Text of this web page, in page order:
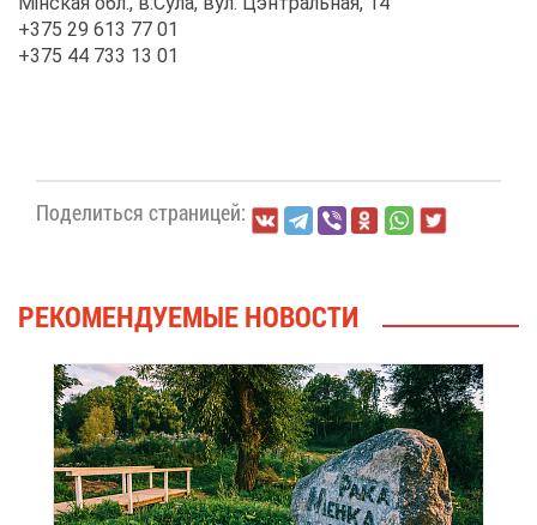
+375 29 613 77 01
+375 44 733 13 01
По­де­лить­ся стра­ни­цей:
РЕ­КО­МЕН­ДУ­Е­МЫЕ НО­ВО­СТИ